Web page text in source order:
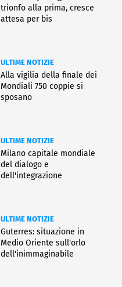
trionfo alla prima, cresce
attesa per bis
ULTIME NOTIZIE
Alla vigilia della finale dei
Mondiali 750 coppie si
sposano
ULTIME NOTIZIE
Milano capitale mondiale
del dialogo e
dell'integrazione
ULTIME NOTIZIE
Guterres: situazione in
Medio Oriente sull'orlo
dell'inimmaginabile